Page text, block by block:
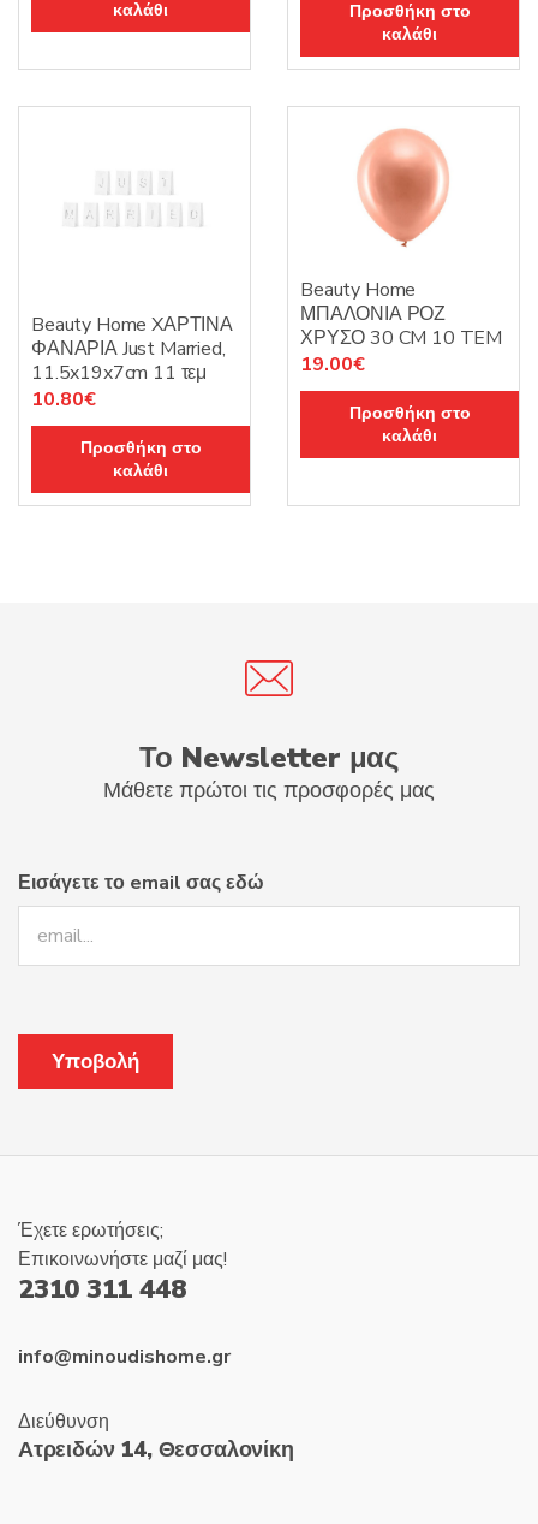
καλάθι
Προσθήκη στο
καλάθι
Beauty Home XΑΡΤΙΝΑ
ΦΑΝΑΡΙΑ Just Married,
11.5x19x7cm 11 τεμ
10.80€
Προσθήκη στο
καλάθι
Beauty Home
ΜΠΑΛΟΝΙΑ ΡΟΖ
ΧΡΥΣΟ 30 CM 10 TEM
19.00€
Προσθήκη στο
καλάθι
Το Newsletter μας
Μάθετε πρώτοι τις προσφορές μας
Εισάγετε το email σας εδώ
Έχετε ερωτήσεις;
Επικοινωνήστε μαζί μας!
2310 311 448
info@minoudishome.gr
Διεύθυνση
Ατρειδών 14, Θεσσαλονίκη